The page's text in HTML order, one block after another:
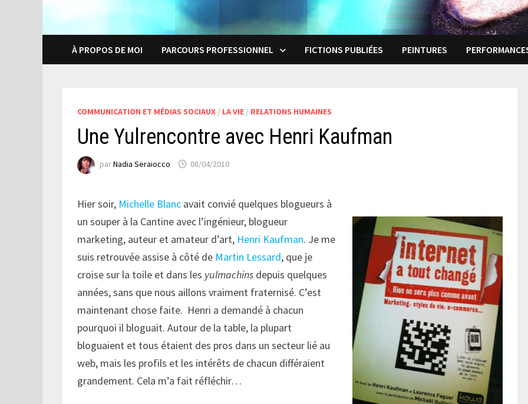
À PROPOS DE MOI PARCOURS PROFESSIONNEL FICTIONS PUBLIÉES PEINTURES
COMMUNICATION ET MÉDIAS SOCIAUX / LA VIE / RELATIONS HUMAINES
Une Yulrencontre avec Henri Kaufman
parNadia Seraiocco 08/04/2010
Hier soir, Michelle Blanc avait convié quelques blogueurs à
un souper à la Cantine avec l’ingénieur, blogueur
marketing, auteur et amateur d’art, Henri Kaufman. Je me
suis retrouvée assise à côté de Martin Lessard, que je
croise sur la toile et dans les yulmachins depuis quelques
années, sans que nous aillons vraiment fraternisé. C’est
maintenant chose faite. Henri a demandé à chacun
pourquoi il bloguait. Autour de la table, la plupart
bloguaient et tous étaient des pros dans un secteur lié au
web, mais les profils et les intérêts de chacun différaient
grandement. Cela m’a fait réfléchir…